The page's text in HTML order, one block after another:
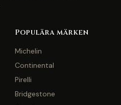
Populära märken
Michelin
Continental
Pirelli
Bridgestone